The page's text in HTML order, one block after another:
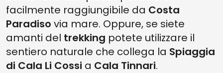
facilmente raggiungibile da Costa
Paradiso via mare. Oppure, se siete
amanti del trekking potete utilizzare il
sentiero naturale che collega la Spiaggia
di Cala Li Cossi a Cala Tinnari.